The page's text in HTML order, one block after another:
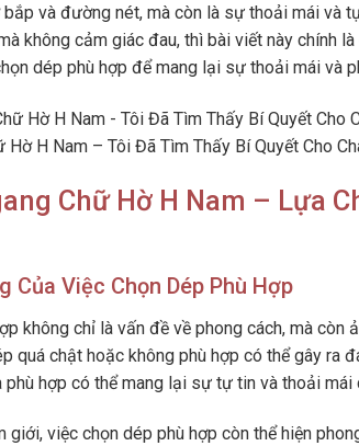
và đường nét, mà còn là sự thoải mái và
không cảm giác đau, thì bài viết này chính
dép phù hợp để mang lại sự thoải mái và
Hờ H Nam – Tôi Đã Tìm Thấy Bí Quyết Cho
Chữ Hờ H Nam – Lựa
Của Việc Chọn Dép Phù Hợp
không chỉ là vấn đề về phong cách, mà
quá chật hoặc không phù hợp có thể gây ra
hợp có thể mang lại sự tự tin và thoải mái
việc chọn dép phù hợp còn thể hiện